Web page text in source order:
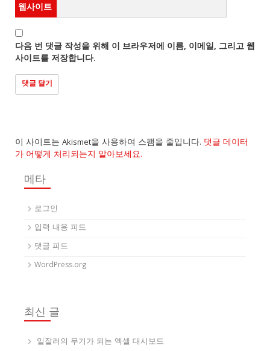
웹사이트
다음 번 댓글 작성을 위해 이 브라우저에 이름, 이메일, 그리고 웹
사이트를 저장합니다.
이 사이트는 Akismet을 사용하여 스팸을 줄입니다. 댓글 데이터
가 어떻게 처리되는지 알아보세요.
메타
로그인
입력 내용 피드
댓글 피드
WordPress.org
최신 글
일잘러의 무기가 되는 엑셀 대시보드